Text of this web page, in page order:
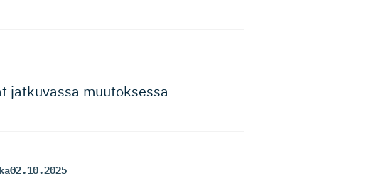
jatkuvassa muutoksessa
02.10.2025